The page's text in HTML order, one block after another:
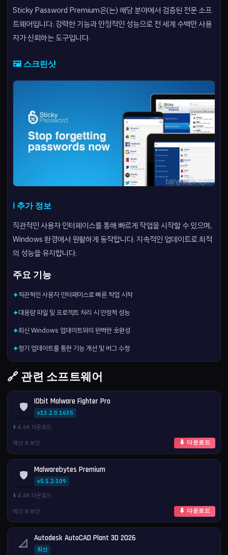
Sticky Password Premium은(는) 해당 분야에서 검증된 전문 소프
트웨어입니다. 강력한 기능과 안정적인 성능으로 전 세계 수백만 사용
자가 신뢰하는 도구입니다.
🖼️ 스크린샷
ℹ️ 추가 정보
직관적인 사용자 인터페이스를 통해 빠르게 작업을 시작할 수 있으며,
Windows 환경에서 원활하게 동작합니다. 지속적인 업데이트로 최적
의 성능을 유지합니다.
주요 기능
✦직관적인 사용자 인터페이스로 빠른 작업 시작
✦대용량 파일 및 프로젝트 처리 시 안정적 성능
✦최신 Windows 업데이트와의 완벽한 호환성
✦정기 업데이트를 통한 기능 개선 및 버그 수정
🔗 관련 소프트웨어
🛡️ IObit Malware Fighter Pro
v13.2.0.1635
⬇️ 4.6K 다운로드
백신 & 보안
⬇ 다운로드
🛡️ Malwarebytes Premium
v5.1.2.109
⬇️ 4.4K 다운로드
백신 & 보안
⬇ 다운로드
📐 Autodesk AutoCAD Plant 3D 2026
최신